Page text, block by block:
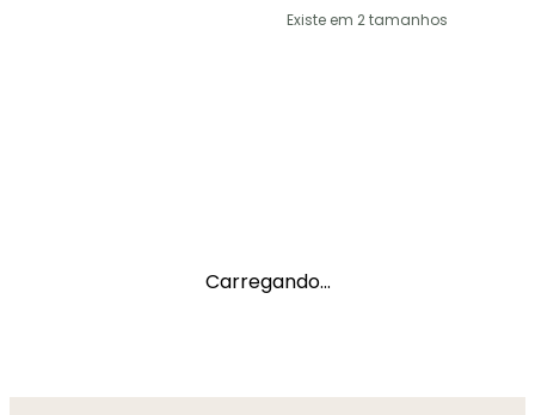
Existe em 2 tamanhos
Carregando...